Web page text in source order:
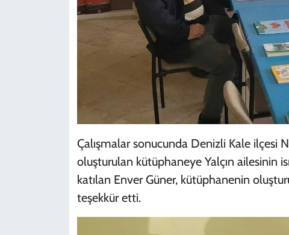
Çalışmalar sonucunda Denizli Kale ilçesi
oluşturulan kütüphaneye Yalçın ailesinin
katılan Enver Güner, kütüphanenin
teşekkür etti.